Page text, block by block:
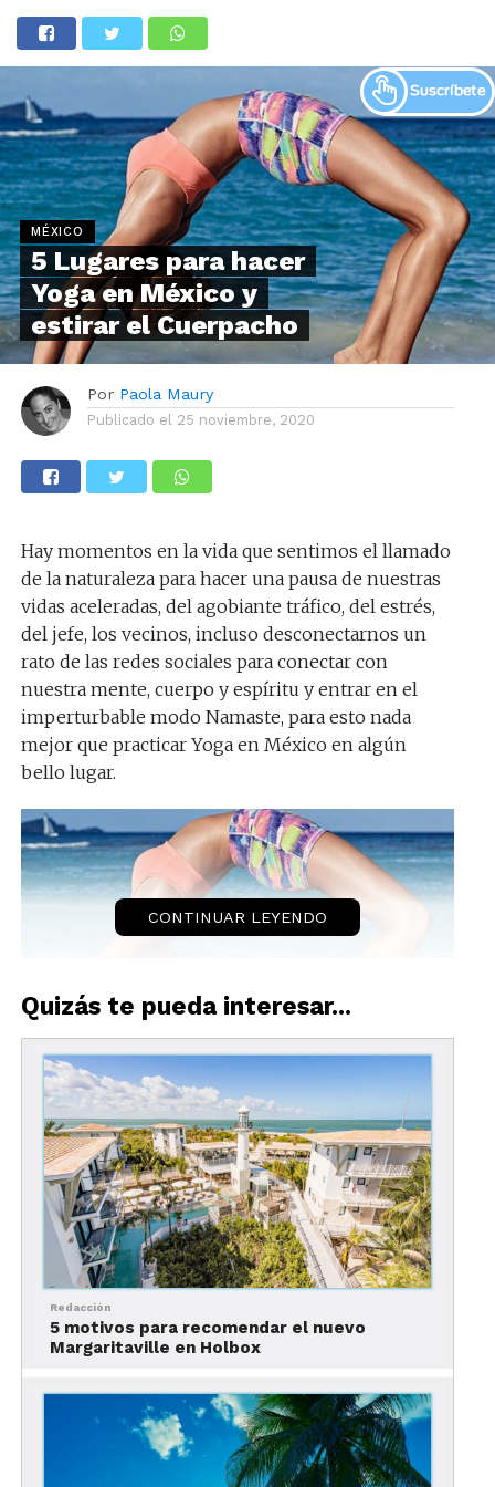
MÉXICO
5 Lugares para hacer
Yoga en México y
estirar el Cuerpacho
Por Paola Maury
Publicado el 25 noviembre, 2020
Hay momentos en la vida que sentimos el llamado
de la naturaleza para hacer una pausa de nuestras
vidas aceleradas, del agobiante tráfico, del estrés,
del jefe, los vecinos, incluso desconectarnos un
rato de las redes sociales para conectar con
nuestra mente, cuerpo y espíritu y entrar en el
imperturbable modo Namaste, para esto nada
mejor que practicar Yoga en México en algún
bello lugar.
Lugares para hacer Yoga en México
Y esa búsqueda campechana de libertad de
espíritu y de buena onda, nos obliga a regresar a lo
más simple y sencillo, a disfrutar de la hermosa
naturaleza, ya sean bosques, playas, lagos o lindos
recintos sagrados, lo importante es expandir la
energía, cargar las pilas, respirar y sentirte como
nuevo.
Para relajarte, practicar Yoga en México y estirar el
cuerpacho en completa armonía visita estos 5
armonía y felicidad, Ommm…
5 Lugares para hacer Yoga
CONTINUAR LEYENDO
Quizás te pueda interesar...
Redacción
5 motivos para recomendar el nuevo
Margaritaville en Holbox